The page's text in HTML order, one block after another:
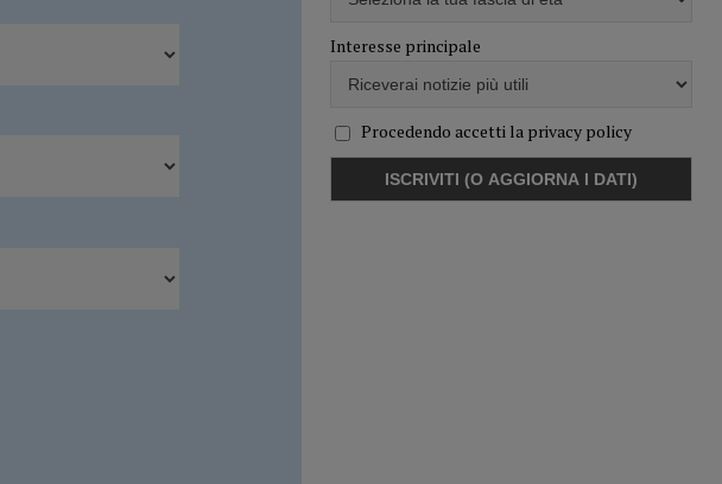
Interesse principale
Procedendo accetti la privacy policy